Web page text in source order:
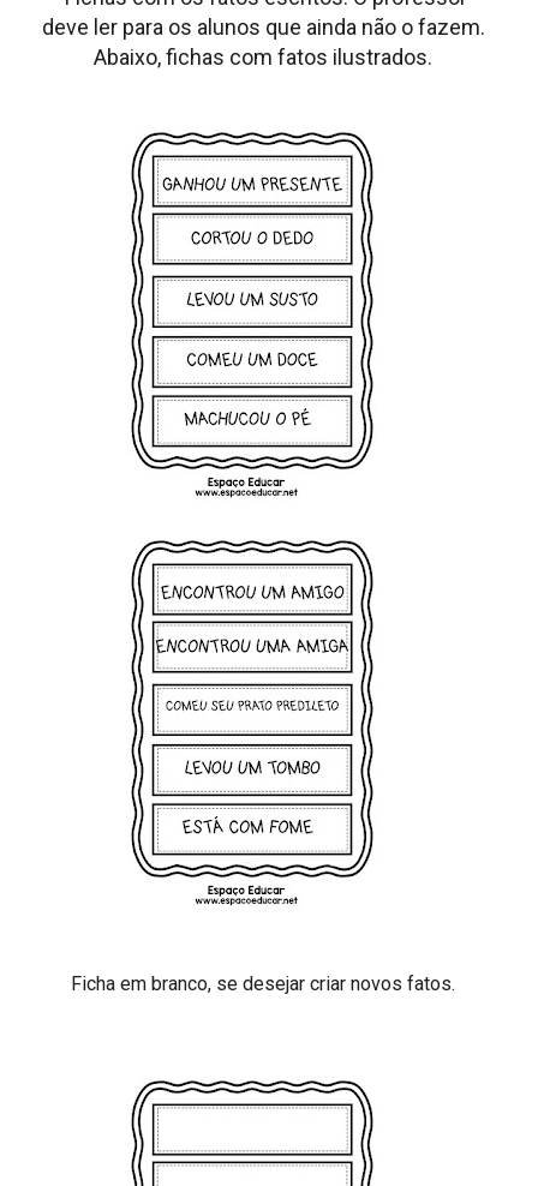
deve ler para os alunos que ainda não o fazem.
Abaixo, fichas com fatos ilustrados.
Ficha em branco, se desejar criar novos fatos.